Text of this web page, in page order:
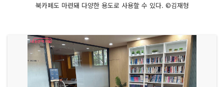
북카페도 마련돼 다양한 용도로 사용할 수 있다. ©김재형